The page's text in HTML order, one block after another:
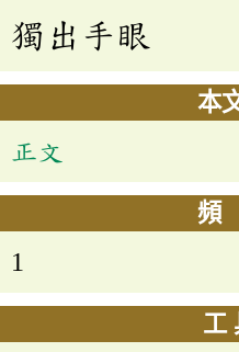
獨出手眼
本
正文
1
工